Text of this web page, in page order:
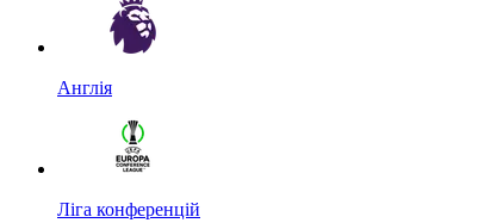
Англія
Ліга конференцій